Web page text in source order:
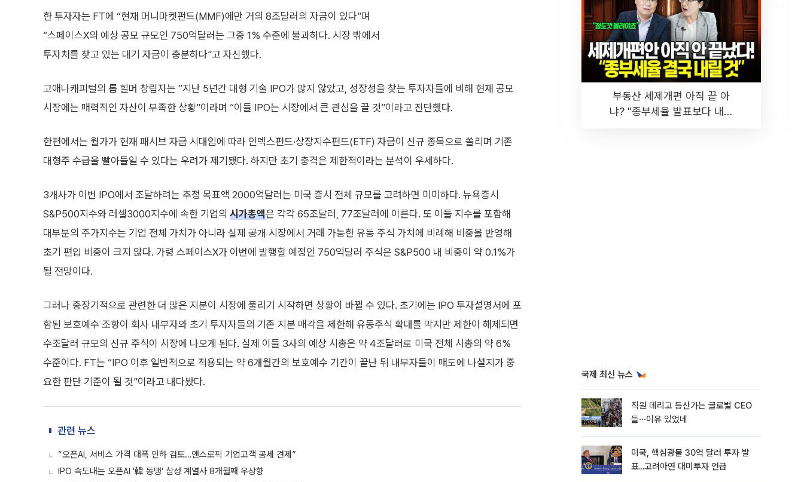
한 투자자는 FT에 “현재 머니마켓펀드(MMF)에만 거의 8조달러의 자금이 있다”며
“스페이스X의 예상 공모 규모인 750억달러는 그중 1% 수준에 불과하다. 시장 밖에서
투자처를 찾고 있는 대기 자금이 충분하다”고 자신했다.
고애나캐피털의 롭 힐머 창립자는 “지난 5년간 대형 기술 IPO가 많지 않았고, 성장성을 찾는 투자자들에 비해 현재 공모
시장에는 매력적인 자산이 부족한 상황”이라며 “이들 IPO는 시장에서 큰 관심을 끌 것”이라고 진단했다.
한편에서는 월가가 현재 패시브 자금 시대임에 따라 인덱스펀드·상장지수펀드(ETF) 자금이 신규 종목으로 쏠리며 기존
대형주 수급을 빨아들일 수 있다는 우려가 제기됐다. 하지만 초기 충격은 제한적이라는 분석이 우세하다.
3개사가 이번 IPO에서 조달하려는 추정 목표액 2000억달러는 미국 증시 전체 규모를 고려하면 미미하다. 뉴욕증시
S&P500지수와 러셀3000지수에 속한 기업의 시가총액은 각각 65조달러, 77조달러에 이른다. 또 이들 지수를 포함해
대부분의 주가지수는 기업 전체 가치가 아니라 실제 공개 시장에서 거래 가능한 유동 주식 가치에 비례해 비중을 반영해
초기 편입 비중이 크지 않다. 가령 스페이스X가 이번에 발행할 예정인 750억달러 주식은 S&P500 내 비중이 약 0.1%가
될 전망이다.
그러나 중장기적으로 관련한 더 많은 지분이 시장에 풀리기 시작하면 상황이 바뀔 수 있다. 초기에는 IPO 투자설명서에 포
함된 보호예수 조항이 회사 내부자와 초기 투자자들의 기존 지분 매각을 제한해 유동주식 확대를 막지만 제한이 해제되면
수조달러 규모의 신규 주식이 시장에 나오게 된다. 실제 이들 3사의 예상 시총은 약 4조달러로 미국 전체 시총의 약 6%
수준이다. FT는 “IPO 이후 일반적으로 적용되는 약 6개월간의 보호예수 기간이 끝난 뒤 내부자들이 매도에 나설지가 중
요한 판단 기준이 될 것”이라고 내다봤다.
관련 뉴스
“오픈AI, 서비스 가격 대폭 인하 검토…앤스로픽 기업고객 공세 견제”
IPO 속도내는 오픈AI '韓 동맹' 삼성 계열사 8개월째 우상향
부동산 세제개편 아직 끝 아
냐? "종부세율 발표보다 내릴
국제 최신 뉴스
직원 데리고 등산가는 글로벌 CEO
들⋯이유 있었네
미국, 핵심광물 30억 달러 투자 발
표...고려아연 대미투자 언급